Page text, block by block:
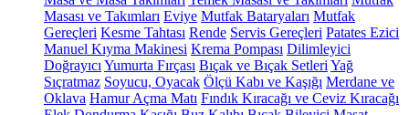
Masası ve Takımları Eviye Mutfak Bataryaları Mutfak
Gereçleri Kesme Tahtası Rende Servis Gereçleri Patates Ezici
Manuel Kıyma Makinesi Krema Pompası Dilimleyici
Doğrayıcı Yumurta Fırçası Bıçak ve Bıçak Setleri Yağ
Sıçratmaz Soyucu, Oyacak Ölçü Kabı ve Kaşığı Merdane ve
Oklava Hamur Açma Matı Fındık Kıracağı ve Ceviz Kıracağı